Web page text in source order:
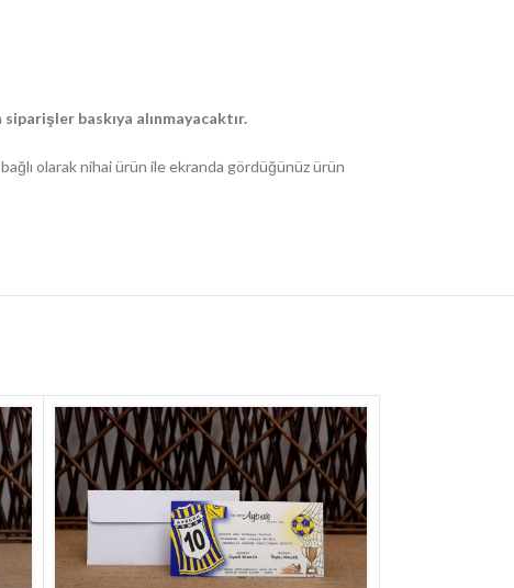
baskıya alınmayacaktır.
olarak nihai ürün ile ekranda gördüğünüz ürün